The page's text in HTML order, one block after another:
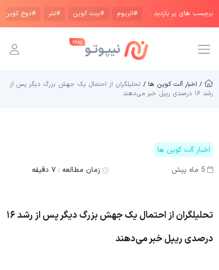
برچسب های پر بازدید : #اتریوم #بیت کوین #تتر #دوج کوین
/ اخبار آلت کوین ها / تحلیلگران از احتمال یک جهش بزرگ دیگر پس از
رشد ۱۶ درصدی ریپل خبر می‌دهند
اخبار آلت کوین ها
5 ماه پیش
زمان مطالعه : ۷ دقیقه
تحلیلگران از احتمال یک جهش بزرگ دیگر پس از رشد ۱۶
درصدی ریپل خبر می‌دهند